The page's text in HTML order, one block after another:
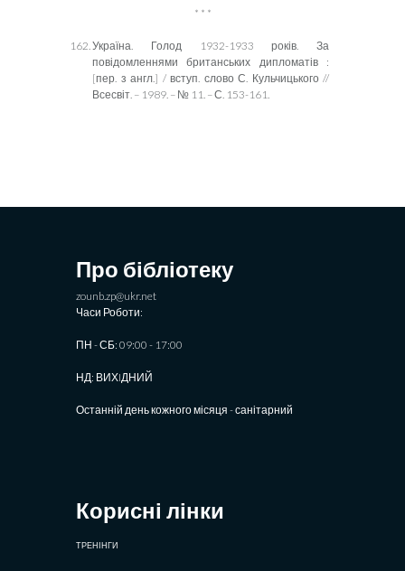
* * *
Україна. Голод 1932-1933 років
За
повідомленнями британських дипломатів :
[пер. з англ.] / вступ. слово С. Кульчицького //
Всесвіт. – 1989. – № 11. – С. 153-161.
Про бібліотеку
zounb.zp@ukr.net
Часи Роботи:
ПН - СБ: 09:00 - 17:00
НД: ВИХIДНИЙ
Останній день кожного місяця - санітарний
Корисні лінки
ТРЕНІНГИ